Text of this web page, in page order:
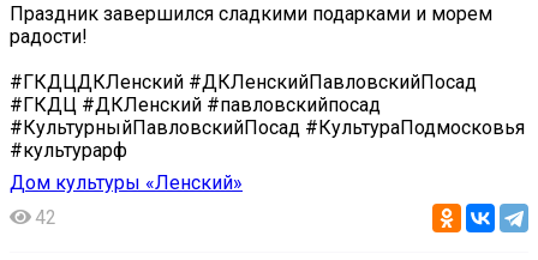
Праздник завершился сладкими подарками и морем
радости!
#ГКДЦДКЛенский #ДКЛенскийПавловскийПосад
#ГКДЦ #ДКЛенский #павловскийпосад
#КультурныйПавловскийПосад #КультураПодмосковья
#культурарф
Дом культуры «Ленский»
42